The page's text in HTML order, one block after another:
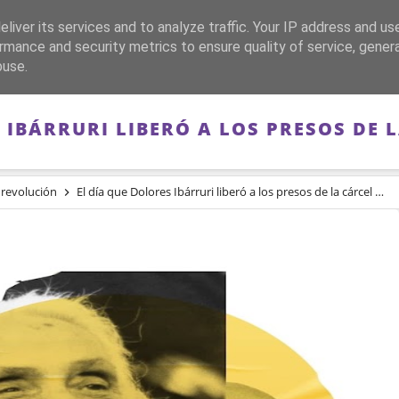
FRANQUISMO GUERRA DE ESPAÑA MEMORIA
LIBERÓ A LOS PRESOS DE
revolución El día que Dolores Ibárruri liberó a los presos de la cárcel de Oviedo
its services and to analyze traffic. Your IP address and
and security metrics to ensure quality of service,